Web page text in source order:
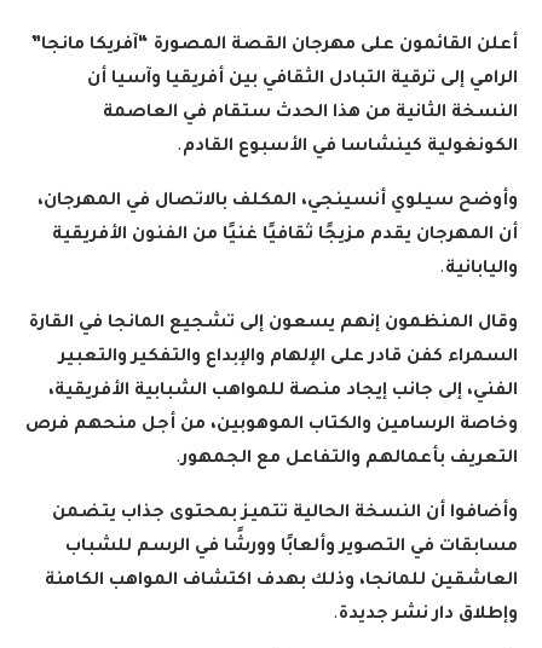
أعلن القائمون على مهرجان القصة المصورة “آفريكا مانجا”
الرامي إلى ترقية التبادل الثقافي بين أفريقيا وآسيا أن
النسخة الثانية من هذا الحدث ستقام في العاصمة
الكونغولية كينشاسا في الأسبوع القادم.
وأوضح سيلوي أنسينجي، المكلف بالاتصال في المهرجان،
أن المهرجان يقدم مزيجًا ثقافيًا غنيًا من الفنون الأفريقية
واليابانية.
وقال المنظمون إنهم يسعون إلى تشجيع المانجا في القارة
السمراء كفن قادر على الإلهام والإبداع والتفكير والتعبير
الفني، إلى جانب إيجاد منصة للمواهب الشبابية الأفريقية،
وخاصة الرسامين والكتاب الموهوبين، من أجل منحهم فرص
التعريف بأعمالهم والتفاعل مع الجمهور.
وأضافوا أن النسخة الحالية تتميز بمحتوى جذاب يتضمن
مسابقات في التصوير وألعابًا وورشًا في الرسم للشباب
العاشقين للمانجا، وذلك بهدف اكتشاف المواهب الكامنة
وإطلاق دار نشر جديدة.